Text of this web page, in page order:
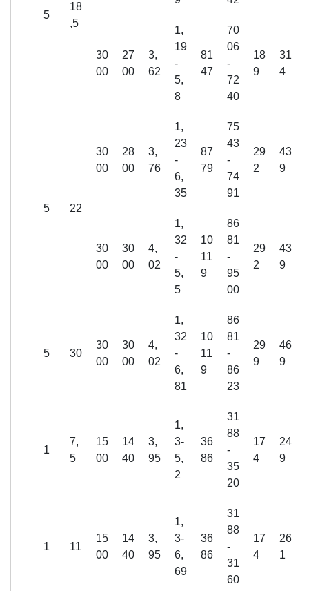
5
18
,5
30
00
27
00
3,
62
1,
19
-
5,
8
81
47
70
06
-
72
40
18
9
31
4
5 22
30
00
28
00
3,
76
1,
23
-
6,
35
87
79
75
43
-
74
91
29
2
43
9
30
00
30
00
4,
02
1,
32
-
5,
5
10
11
9
86
81
-
95
00
29
2
43
9
5 30
30
00
30
00
4,
02
1,
32
-
6,
81
10
11
9
86
81
-
86
23
29
9
46
9
1
7,
5
15
00
14
40
3,
95
1,
3-
5,
2
36
86
31
88
-
35
20
17
4
24
9
1 11
15
00
14
40
3,
95
1,
3-
6,
69
36
86
31
88
-
31
60
17
4
26
1